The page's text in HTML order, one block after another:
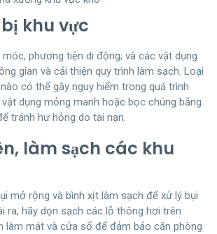
bị khu vực
phương tiện di động; và các vật dụng
gian và cải thiện quy trình làm sạch. Loại
có thể gây nguy hiểm trong quá trình
dụng mỏng manh hoặc bọc chúng bằng
tránh hư hỏng do tai nạn.
làm sạch các khu
mở rộng và bình xịt làm sạch để xử lý bụi
ra, hãy dọn sạch các lỗ thông hơi trên
làm mát và cửa sổ để đảm bảo căn phòng